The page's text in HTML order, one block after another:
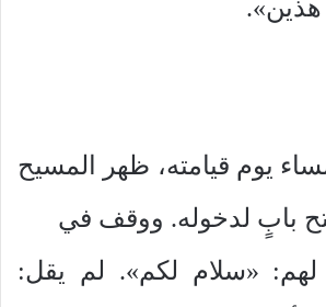
هذين».
يوم قيامته، ظهر المسيح
بابٍ لدخوله. ووقف في
لهم: «سلام لكم». لم يقل: